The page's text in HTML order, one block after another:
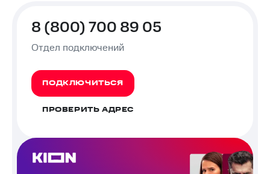
8 (800) 700 89 05
Отдел подключений
ПОДКЛЮЧИТЬСЯ
ПРОВЕРИТЬ АДРЕС